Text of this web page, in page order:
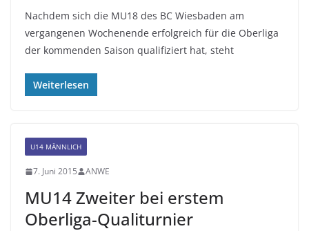
Nachdem sich die MU18 des BC Wiesbaden am
vergangenen Wochenende erfolgreich für die Oberliga
der kommenden Saison qualifiziert hat, steht
Weiterlesen
U14 MÄNNLICH
7. Juni 2015 ANWE
MU14 Zweiter bei erstem
Oberliga-Qualiturnier